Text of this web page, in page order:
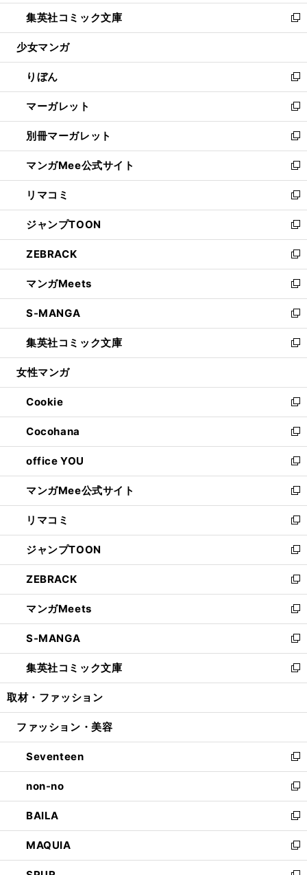
開
く
ウ
で
開
ン
ド
ウ
開
く
ウ
ィ
ン
ウ
で
開
く
し
い
ウ
ン
ド
ウ
で
開
く
集英社コミック文庫
新
し
ウ
ィ
ン
ド
ウ
で
開
く
少女マンガ
りぼん
新
し
い
ウ
ィ
ン
ド
ウ
で
開
く
マーガレット
新
し
い
ウ
ィ
ン
ド
ウ
で
開
く
別冊マーガレット
新
し
い
ウ
ィ
ン
ド
ウ
で
開
く
マンガMee公式サイト
新
し
い
ウ
ィ
ン
ド
ウ
で
開
く
リマコミ
新
し
い
ウ
ィ
ン
ド
ウ
で
開
く
ジャンプTOON
新
し
い
ウ
ィ
ン
ド
ウ
で
開
ZEBRACK
新
し
い
ウ
ィ
ン
ド
ウ
開
く
マンガMeets
新
し
い
ウ
ィ
ン
ウ
で
開
く
S-MANGA
新
し
い
ウ
ン
ド
ウ
で
開
く
集英社コミック文庫
新
し
ウ
ィ
ン
ド
ウ
で
開
く
女性マンガ
Cookie
新
し
い
ウ
ィ
ン
ド
ウ
で
開
く
Cocohana
新
し
い
ウ
ィ
ン
ド
ウ
で
開
く
office YOU
新
し
い
ウ
ィ
ン
ド
ウ
で
開
く
マンガMee公式サイト
新
し
い
ウ
ィ
ン
ド
ウ
で
開
く
リマコミ
新
し
い
ウ
ィ
ン
ド
ウ
で
開
く
ジャンプTOON
新
し
い
ウ
ィ
ン
ド
ウ
で
開
ZEBRACK
新
し
い
ウ
ィ
ン
ド
ウ
開
マンガMeets
新
し
い
ウ
ィ
ン
ウ
開
く
S-MANGA
新
し
い
ウ
ン
ウ
で
開
く
集英社コミック文庫
新
し
ウ
ン
ド
ウ
で
開
く
取材・ファッション
ファッション・美容
Seventeen
新
し
い
ウ
ィ
ン
ド
ウ
non-no
新
し
い
ウ
ィ
ン
BAILA
新
し
い
ウ
MAQUIA
新
し